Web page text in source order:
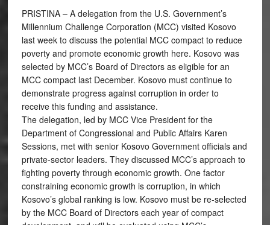
PRISTINA – A delegation from the U.S. Government’s
Millennium Challenge Corporation (MCC) visited Kosovo
last week to discuss the potential MCC compact to reduce
poverty and promote economic growth here. Kosovo was
selected by MCC’s Board of Directors as eligible for an
MCC compact last December. Kosovo must continue to
demonstrate progress against corruption in order to
receive this funding and assistance.
The delegation, led by MCC Vice President for the
Department of Congressional and Public Affairs Karen
Sessions, met with senior Kosovo Government officials and
private-sector leaders. They discussed MCC’s approach to
fighting poverty through economic growth. One factor
constraining economic growth is corruption, in which
Kosovo’s global ranking is low. Kosovo must be re-selected
by the MCC Board of Directors each year of compact